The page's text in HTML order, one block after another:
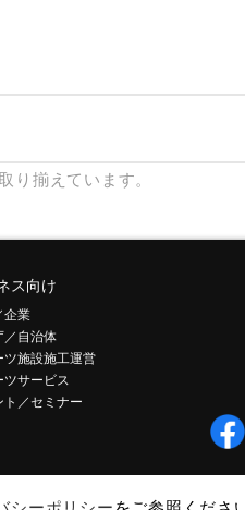
り揃えています。
ス向け
企業
／自治体
ツ施設施工運営
ツサービス
ト／セミナー